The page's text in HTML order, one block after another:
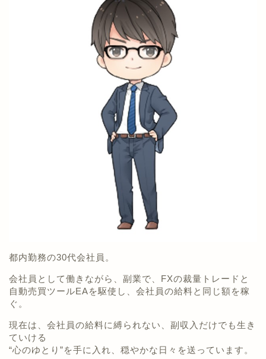
都内勤務の30代会社員。
会社員として働きながら、副業で、FXの裁量トレードと
自動売買ツールEAを駆使し、会社員の給料と同じ額を稼
ぐ。
現在は、会社員の給料に縛られない、副収入だけでも生き
ていける
“心のゆとり”を手に入れ、穏やかな日々を送っています。